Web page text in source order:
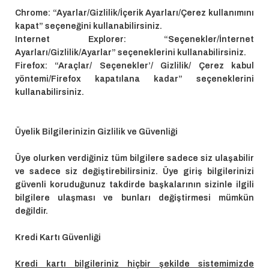
Chrome: “Ayarlar/Gizlilik/İçerik Ayarları/Çerez kullanımını
kapat” seçeneğini kullanabilirsiniz.
Internet Explorer: “Seçenekler/İnternet
Ayarları/Gizlilik/Ayarlar” seçeneklerini kullanabilirsiniz.
Firefox: “Araçlar/ Seçenekler’/ Gizlilik/ Çerez kabul
yöntemi/Firefox kapatılana kadar” seçeneklerini
kullanabilirsiniz.
Üyelik Bilgilerinizin Gizlilik ve Güvenliği
Üye olurken verdiğiniz tüm bilgilere sadece siz ulaşabilir
ve sadece siz değiştirebilirsiniz. Üye giriş bilgilerinizi
güvenli koruduğunuz takdirde başkalarının sizinle ilgili
bilgilere ulaşması ve bunları değiştirmesi mümkün
değildir.
Kredi Kartı Güvenliği
Kredi kartı bilgileriniz hiçbir şekilde sistemimizde